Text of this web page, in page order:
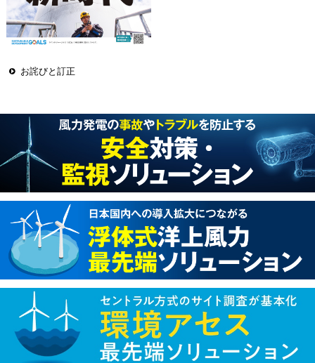
お詫びと訂正